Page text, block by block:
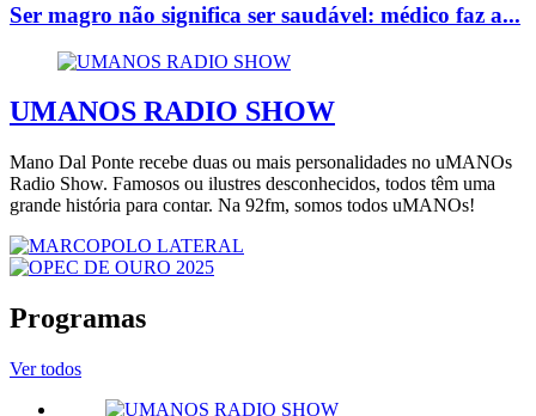
Ser magro não significa ser saudável: médico faz a...
UMANOS RADIO SHOW
Mano Dal Ponte recebe duas ou mais personalidades no uMANOs
Radio Show. Famosos ou ilustres desconhecidos, todos têm uma
grande história para contar. Na 92fm, somos todos uMANOs!
Programas
Ver todos